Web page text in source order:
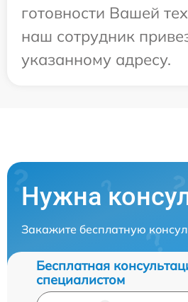
готовности Вашей
наш сотрудник
указанному адресу.
Нужна
Закажите бесплатную
Бесплатная
специалистом